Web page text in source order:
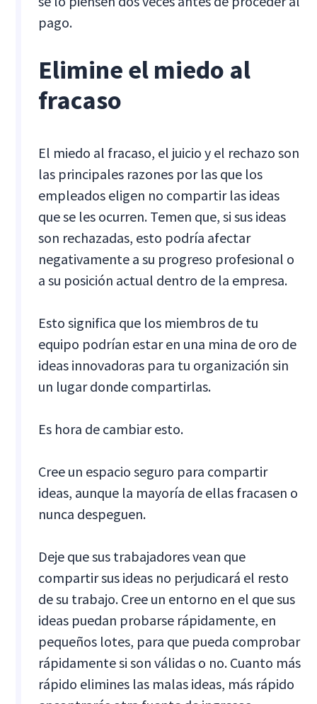
pago.
Elimine el miedo al
fracaso
El miedo al fracaso, el juicio y el rechazo son
las principales razones por las que los
empleados eligen no compartir las ideas
que se les ocurren. Temen que, si sus ideas
son rechazadas, esto podría afectar
negativamente a su progreso profesional o
a su posición actual dentro de la empresa.
Esto significa que los miembros de tu
equipo podrían estar en una mina de oro de
ideas innovadoras para tu organización sin
un lugar donde compartirlas.
Es hora de cambiar esto.
Cree un espacio seguro para compartir
ideas, aunque la mayoría de ellas fracasen o
nunca despeguen.
Deje que sus trabajadores vean que
compartir sus ideas no perjudicará el resto
de su trabajo. Cree un entorno en el que sus
ideas puedan probarse rápidamente, en
pequeños lotes, para que pueda comprobar
rápidamente si son válidas o no. Cuanto más
rápido elimines las malas ideas, más rápido